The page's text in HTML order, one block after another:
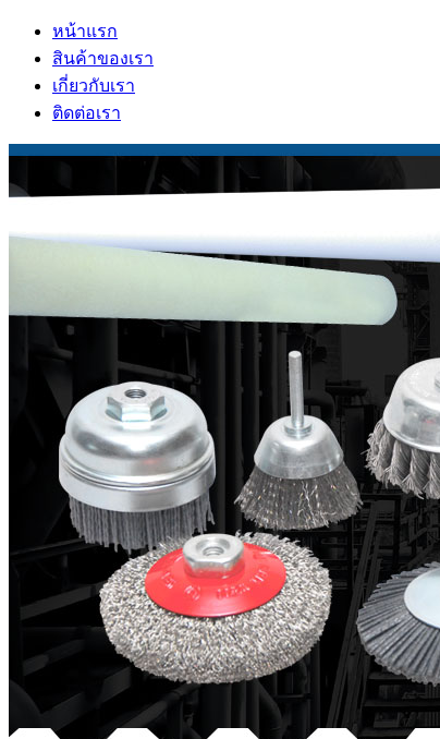
หน้าแรก
สินค้าของเรา
เกี่ยวกับเรา
ติดต่อเรา